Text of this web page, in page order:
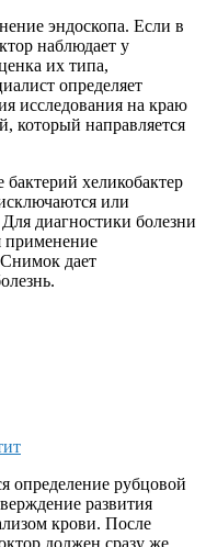
эндоскопа. Если в
наблюдает у
их типа,
определяет
исследования на краю
который направляется
бактерий хеликобактер
или
диагностики болезни
применение
Снимок дает
определение рубцовой
развития
крови. После